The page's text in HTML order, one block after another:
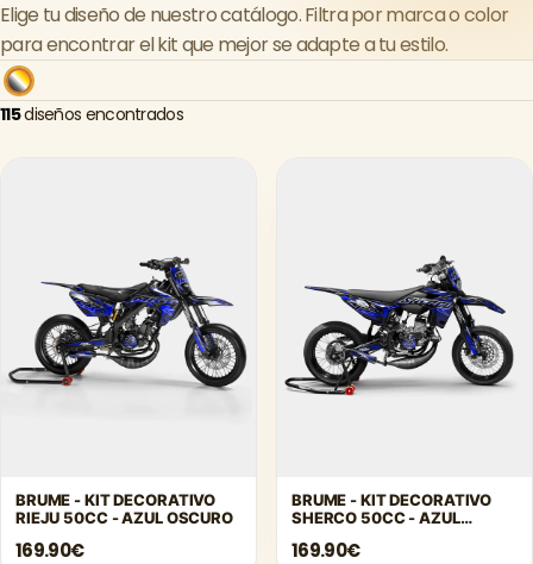
Elige tu diseño de nuestro catálogo. Filtra por marca o color
para encontrar el kit que mejor se adapte a tu estilo.
115diseños encontrados
BRUME - KIT DECORATIVO
RIEJU 50CC - AZUL OSCURO
169.90€
BRUME - KIT DECORATIVO
SHERCO 50CC - AZUL
169.90€